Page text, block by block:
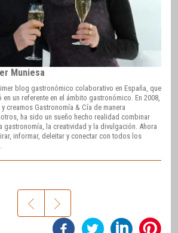
Muniesa
blog gastronómico colaborativo en España, que
un referente en el ámbito gastronómico. En 2008,
creamos Gastronomía & Cía de manera
ha sido un sueño hecho realidad combinar
gastronomía, la creatividad y la divulgación. Ahora
informar, deleitar y conectar con todos los